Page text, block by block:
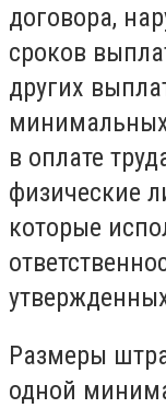
договора,
сроков
других
минимальных
в оплате
физические
которые
Размеры
одной